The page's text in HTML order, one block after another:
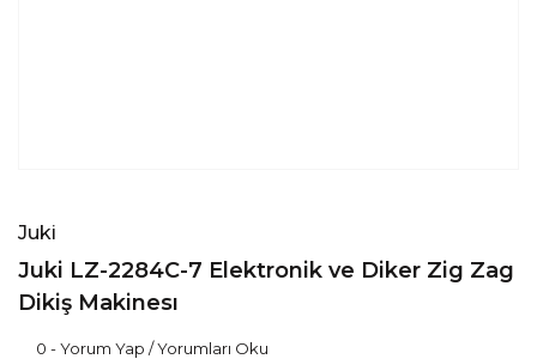
Juki
Juki LZ-2284C-7 Elektronik ve Diker Zig Zag
Dikiş Makinesı
0 - Yorum Yap / Yorumları Oku